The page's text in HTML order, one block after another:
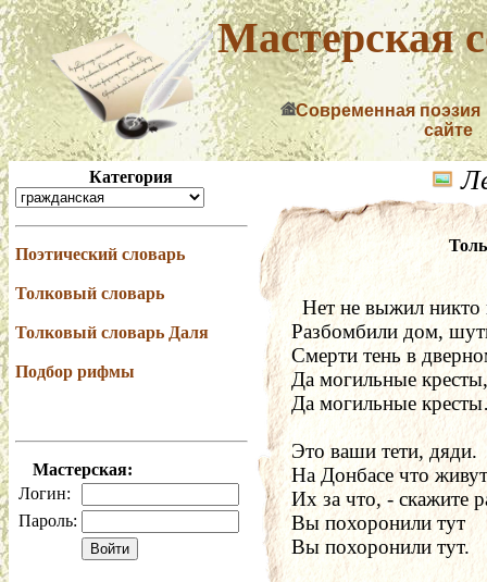
Мастерская
Современная поэзия
сайте
Категория
Поэтический словарь
Толковый словарь
Толковый словарь Даля
Подбор рифмы
Мастерская:
Логин:
Пароль:
Нет не выжил
Разбомбили
Смерти тень в
Да могильные кресты,
Да могильные
Это ваши тети, дяди.
На Донбасе что живут
Их за что, - скажите
Вы похоронили тут
Вы похоронили тут.